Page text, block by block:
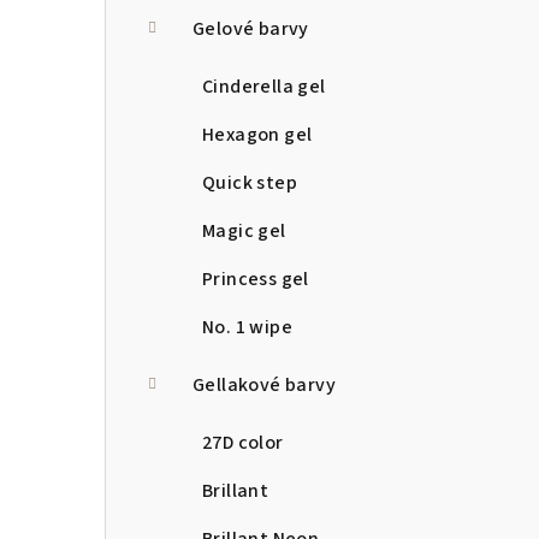
Gelové barvy
Cinderella gel
Hexagon gel
Quick step
Magic gel
Princess gel
No. 1 wipe
Gellakové barvy
27D color
Brillant